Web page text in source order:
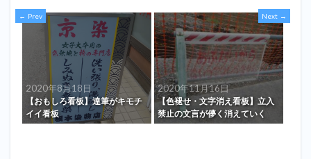
Prev
2020年8月18日
【おもしろ看板】達筆がキモチ
イイ看板
Next
2020年11月16日
【色褪せ・文字消え看板】立入
禁止の文言が儚く消えていく